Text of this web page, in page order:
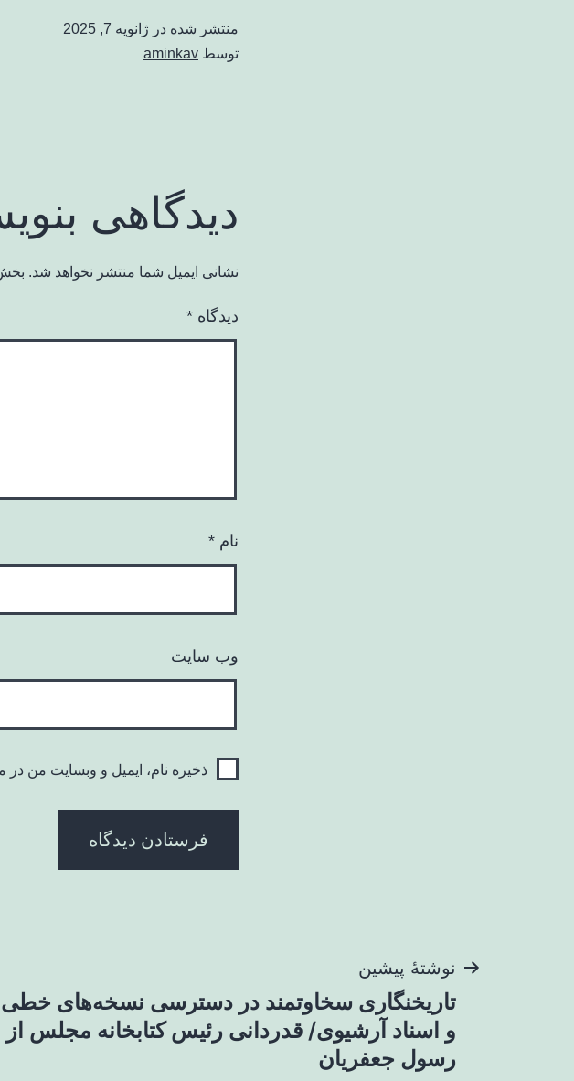
منتشر شده در ژانویه 7, 2025
توسط aminkav
دیدگاهی
نشانی ایمیل شما منتشر نخواهد شد.
دیدگاه *
نام *
وب‌ سایت
ذخیره نام، ایمیل و وبسایت من
راهبری
نوشته
نوشتهٔ پیشین
تاریخنگاری سخاوتمند در دسترسی نسخه‌های خطی
و اسناد آرشیوی/ قدردانی رئیس کتابخانه مجلس از
رسول جعفریان